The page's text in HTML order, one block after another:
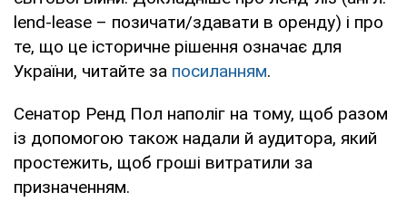
lend-lease – позичати/здавати в оренду) і про
те, що це історичне рішення означає для
України, читайте за посиланням.
Сенатор Ренд Пол наполіг на тому, щоб разом
із допомогою також надали й аудитора, який
простежить, щоб гроші витратили за
призначенням.